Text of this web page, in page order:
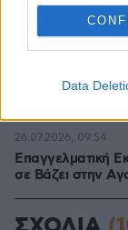
Data
Το μέλλον της
27.07.2026, 06:00
Η Smart
Επαγγελματική
σε Bάζει στην
26.07.2026, 09:54